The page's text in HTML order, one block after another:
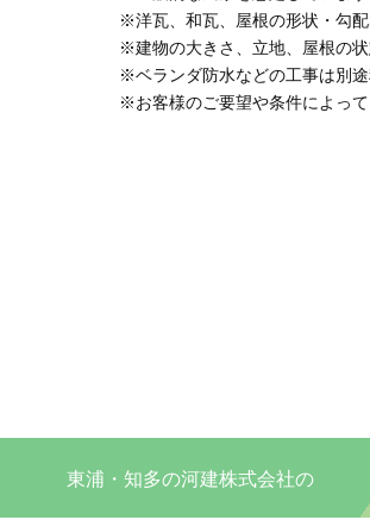
※洋瓦、和瓦、屋根の形状・勾
※建物の大きさ、立地、屋根の
※ベランダ防水などの工事は別途
※お客様のご要望や条件によっ
東浦・知多の河建株式会社の